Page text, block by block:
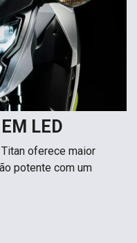
LED
Titan oferece maior
potente com um